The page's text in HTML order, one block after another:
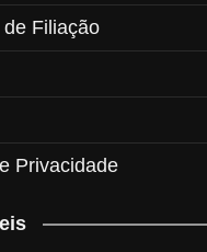
Filiação
Privacidade